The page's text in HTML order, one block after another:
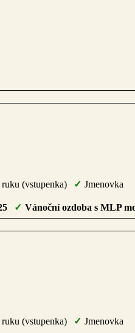
ruku (vstupenka) Jmenovka
Vánoční ozdoba s MLP
ruku (vstupenka) Jmenovka